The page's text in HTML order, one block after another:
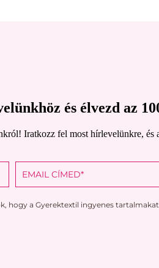
és élvezd az
Iratkozz fel most hírlevelünkre,
hogy a Gyerektextil ingyenes